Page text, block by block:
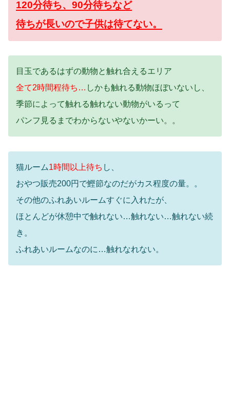
120分待ち、90分待ちなど
待ちが長いので子供は待てない。
目玉であるはずの動物と触れ合えるエリア
全て2時間程待ち… しかも触れる動物ほぼいないし、
季節によって触れる触れない動物がいるって
パンフ見るまでわからないやないかーい。。
猫ルーム1時間以上待ち し、
おやつ販売200円で鰹節なのだがカス程度の量。。
その他のふれあいルームすぐに入れたが、
ほとんどが休憩中で触れない…触れない…触れない続
き。
ふれあいルームなのに…触れなれない。